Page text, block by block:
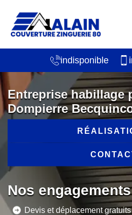
indisponible
Entreprise habillage
Dompierre
Nos engagements
Devis et déplacement gratuits